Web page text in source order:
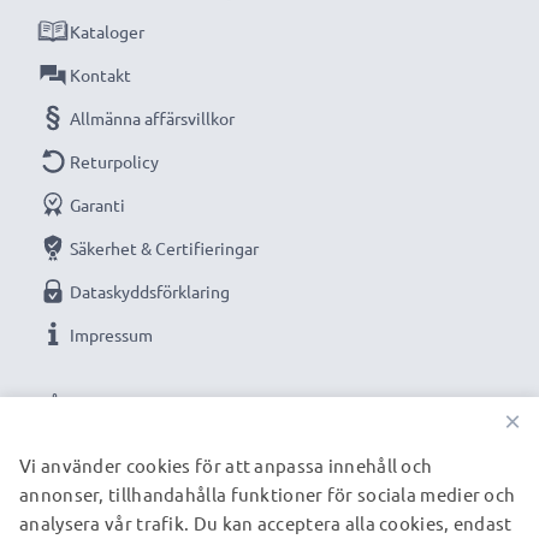
VÅRA BETALNINGSALTERNATIV
Kataloger
Kontakt
Allmänna affärsvillkor
Returpolicy
Garanti
Säkerhet & Certifieringar
Dataskyddsförklaring
Impressum
VÅRA FRAKTPARTNERS
×
Vi använder cookies för att anpassa innehåll och
annonser, tillhandahålla funktioner för sociala medier och
analysera vår trafik. Du kan acceptera alla cookies, endast